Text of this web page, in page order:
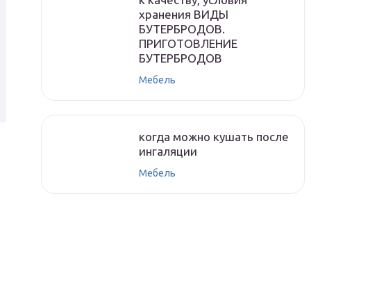
хранения ВИДЫ
БУТЕРБРОДОВ.
ПРИГОТОВЛЕНИЕ
БУТЕРБРОДОВ
Мебель
когда можно кушать после
ингаляции
Мебель